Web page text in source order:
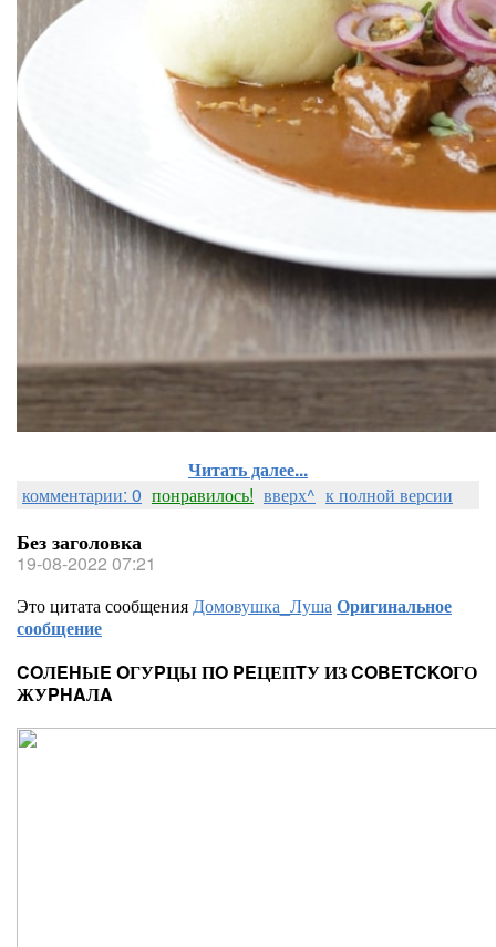
Читать далее...
комментарии: 0 понравилось! вверх^ к полной версии
Без заголовка
19-08-2022 07:21
Это цитата сообщенияДомовушка_ЛушаОригинальное
сообщение
COЛEHЫE OГУPЦЫ ПO PEЦЕПTУ ИЗ COBETCKOГО
ЖУPHAЛA